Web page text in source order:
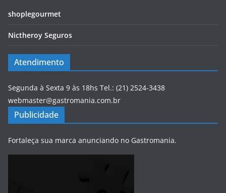
shoplegourmet
Nictheroy Seguros
Atendimento
Segunda à Sexta 9 às 18hs Tel.: (21) 2524-3438
webmaster@gastromania.com.br
Publicidade
Fortaleça sua marca anunciando no Gastromania.